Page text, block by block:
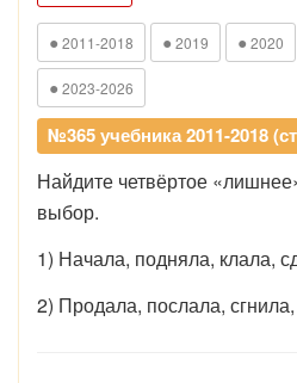
● 2011-2018 ● 2019 ● 2020
● 2023-2026
№365 учебника 2011-2018
Найдите четвёртое
выбор.
1) Начала, подняла, клала,
2) Продала, послала,